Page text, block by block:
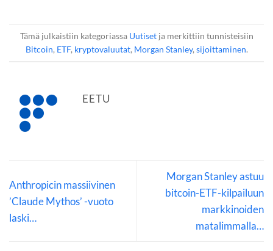
Tämä julkaistiin kategoriassa Uutisetja merkittiin tunnisteisiin
Bitcoin, ETF, kryptovaluutat, Morgan Stanley, sijoittaminen.
EETU
Anthropicin massiivinen
’Claude Mythos’ -vuoto
laski…
Morgan Stanley astuu
bitcoin-ETF-kilpailuun
markkinoiden
matalimmalla…